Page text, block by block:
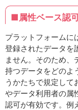
■属性ベース認
プラットフォームに
登録されたデータを
ません。そのため、
持つデータをどのよ
うかたちで規定して
やデータ利用者の属
認可が有効です。例